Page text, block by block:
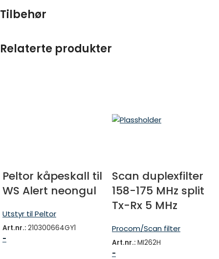
Tilbehør
Relaterte produkter
Peltor kåpeskall til
WS Alert neongul
Utstyr til Peltor
Art.nr.: 210300664GY1
-
Scan duplexfilter
158-175 MHz split
Tx-Rx 5 MHz
Procom/Scan filter
Art.nr.: MI262H
-